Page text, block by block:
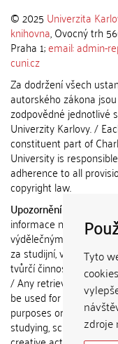
Tyto
zdroje
© 2025 Univerzita
knihovna, Ovocný trh
Praha 1;email: admin-
cuni.cz
Za dodržení všech
autorského zákona jsou
zodpovědné jednotlivé
Univerzity Karlovy. /
constituent part of
University is
adherence to all
copyright law.
Upozornění / Notice:
informace nemohou
výdělečným účelům
za studijní, vědeckou
tvůrčí činnost jiné
/ Any retrieved
be used for any
purposes or claimed
studying, scientific or